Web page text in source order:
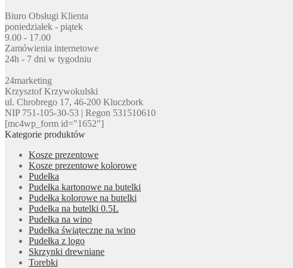
Biuro Obsługi Klienta
poniedziałek - piątek
9.00 - 17.00
Zamówienia internetowe
24h - 7 dni w tygodniu
24marketing
Krzysztof Krzywokulski
ul. Chrobrego 17, 46-200 Kluczbork
NIP 751-105-30-53 | Regon 531510610
[mc4wp_form id="1652"]
Kategorie produktów
Kosze prezentowe
Kosze prezentowe kolorowe
Pudełka
Pudełka kartonowe na butelki
Pudełka kolorowe na butelki
Pudełka na butelki 0.5L
Pudełka na wino
Pudełka świąteczne na wino
Pudełka z logo
Skrzynki drewniane
Torebki